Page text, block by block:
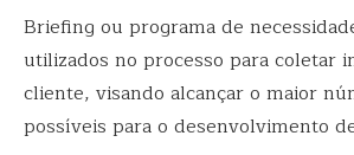
Briefing ou programa de
utilizados no processo para coletar
cliente, visando alcançar o maior
possíveis para o desenvolvimento